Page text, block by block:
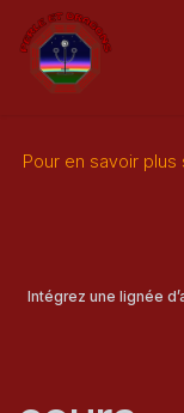
Skip to Content
Pour en savoir plus
Intégrez une lignée